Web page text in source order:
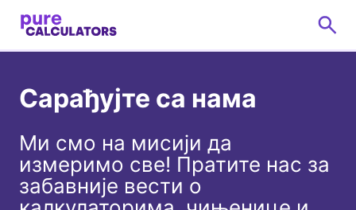
Сарађујте са нама
Ми смо на мисији да
измеримо све! Пратите нас за
забавније вести о